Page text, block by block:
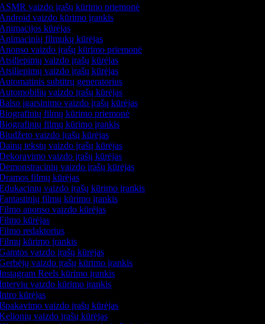
vaizdo įrašų kūrimo priemonė
vaizdo kūrimo įrankis
kūrėjas
filmukų kūrėjas
vaizdo įrašų kūrimo priemonė
vaizdo įrašų kūrėjas
vaizdo įrašų kūrėjas
subtitrų generatorius
vaizdo įrašų kūrėjas
įgarsinimo vaizdo įrašų kūrėjas
filmų kūrimo priemonė
filmų kūrimo įrankis
vaizdo įrašų kūrėjas
tekstų vaizdo įrašų kūrėjas
vaizdo įrašų kūrėjas
vaizdo įrašų kūrėjas
filmų kūrėjas
vaizdo įrašų kūrimo įrankis
filmų kūrimo įrankis
anonso vaizdo kūrėjas
kūrėjas
redaktorius
kūrimo įrankis
vaizdo įrašų kūrėjas
vaizdo įrašų kūrimo įrankis
Reels kūrimo įrankis
vaizdo kūrimo įrankis
kūrėjas
vaizdo įrašų kūrėjas
vaizdo įrašų kūrėjas